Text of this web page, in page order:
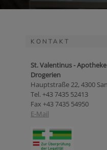
KONTAKT
St. Valentinus -
Drogerien
Hauptstraße 22, 4300
Tel. +43 7435 52413
Fax +43 7435 54950
E-Mail